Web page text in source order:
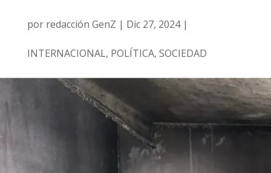
por redacción GenZ | Dic 27, 2024|
INTERNACIONAL, POLÍTICA, SOCIEDAD